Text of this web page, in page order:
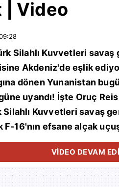
| Video
Silahlı Kuvvetleri savaş
Akdeniz'de eşlik
dönenYunanistan
uyandı! İşte Oruç
Silahlı Kuvvetleri savaş
F-16'nın efsane alçak
VİDEO DEVAM